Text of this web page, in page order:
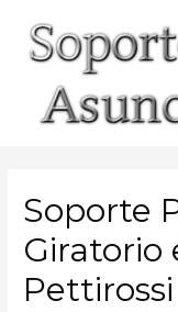
content
Soporte
Giratorio
Pettirossi